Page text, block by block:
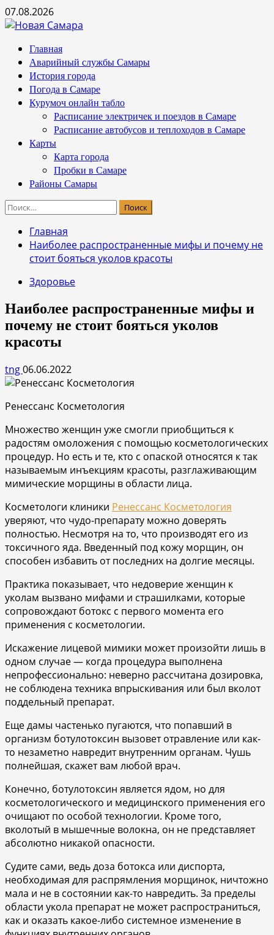
Перейти
к
07.08.2026
Основное
меню
Главная
Аварийный службы Самары
История города
Погода в Самаре
Курумоч онлайн табло
Расписание электричек и поездов в Самаре
Расписание автобусов и теплоходов в Самаре
Карты
Карта города
Пробки в Самаре
Районы Самары
Найти:
Главная
Наиболее распространенные мифы и почему не
стоит бояться уколов красоты
Здоровье
Наиболее распространенные мифы и
почему не стоит бояться уколов
красоты
tng06.06.2022
Ренессанс Косметология
Множество женщин уже смогли приобщиться к
радостям омоложения с помощью косметологических
процедур. Но есть и те, кто с опаской относятся к так
называемым инъекциям красоты, разглаживающим
мимические морщины в области лица.
Косметологи клиники Ренессанс Косметология
уверяют, что чудо-препарату можно доверять
полностью. Несмотря на то, что производят его из
токсичного яда. Введенный под кожу морщин, он
способен избавить от последних на долгие месяцы.
Практика показывает, что недоверие женщин к
уколам вызвано мифами и страшилками, которые
сопровождают ботокс с первого момента его
применения с косметологии.
Искажение лицевой мимики может произойти лишь в
одном случае — когда процедура выполнена
непрофессионально: неверно рассчитана дозировка,
не соблюдена техника впрыскивания или был вколот
поддельный препарат.
Еще дамы частенько пугаются, что попавший в
организм ботулотоксин вызовет отравление или как-
то незаметно навредит внутренним органам. Чушь
полнейшая, скажет вам любой врач.
Конечно, ботулотоксин является ядом, но для
косметологического и медицинского применения его
очищают по особой технологии. Кроме того,
вколотый в мышечные волокна, он не представляет
абсолютно никакой опасности.
Судите сами, ведь доза ботокса или диспорта,
необходимая для распрямления морщинок, ничтожно
мала и не в состоянии как-то навредить. За пределы
области укола препарат не может распространиться,
как и оказать какое-либо системное изменение в